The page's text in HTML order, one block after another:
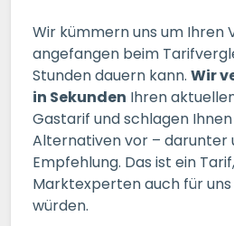
ERSPARNIS
oderdirekt
Wir kümmern uns um Ihren
angefangen beim
Stunden dauern kann. Wir
in Sekunden Ihren
Gastarif und schlagen
Alternativen vor – darunter
Empfehlung. Das ist ein
Marktexperten auch für
würden.